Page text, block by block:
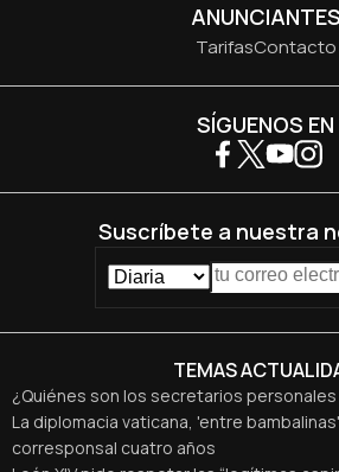
ANUNCIANTES
TarifasContacto
TEMAS
¿Quiénes son los secretarios personales
La diplomacia vaticana, 'entre
corresponsal cuatro años
SÍGUENOS EN
Suscríbete a nuestra